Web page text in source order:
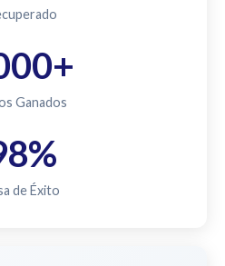
Ganados
de Éxito